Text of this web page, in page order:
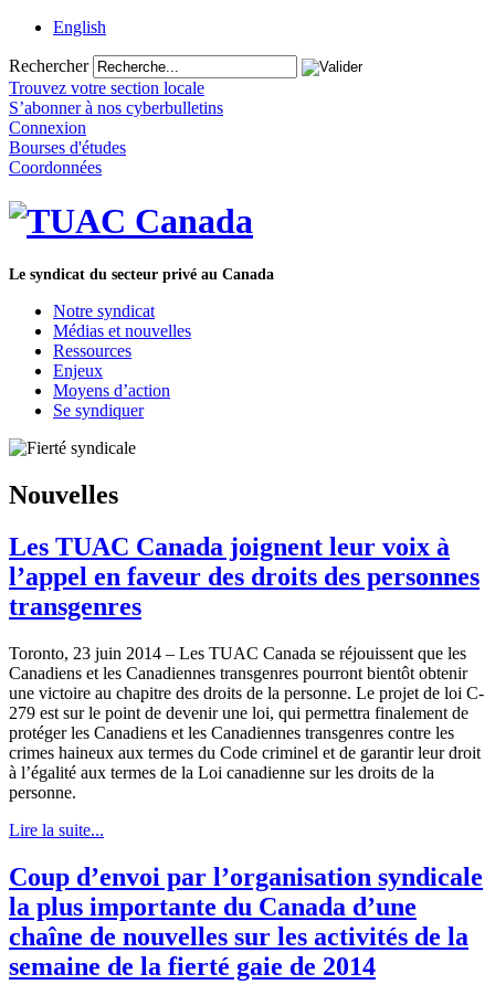
English
Rechercher
Trouvez votre section locale
S’abonner à nos cyberbulletins
Connexion
Bourses d'études
Coordonnées
Le syndicat du secteur privé au Canada
Notre syndicat
Médias et nouvelles
Ressources
Enjeux
Moyens d’action
Se syndiquer
Nouvelles
Les TUAC Canada joignent leur voix à
l’appel en faveur des droits des personnes
transgenres
Toronto, 23 juin 2014 – Les TUAC Canada se réjouissent que les
Canadiens et les Canadiennes transgenres pourront bientôt obtenir
une victoire au chapitre des droits de la personne. Le projet de loi C-
279 est sur le point de devenir une loi, qui permettra finalement de
protéger les Canadiens et les Canadiennes transgenres contre les
crimes haineux aux termes du Code criminel et de garantir leur droit
à l’égalité aux termes de la Loi canadienne sur les droits de la
personne.
Lire la suite...
Coup d’envoi par l’organisation syndicale
la plus importante du Canada d’une
chaîne de nouvelles sur les activités de la
semaine de la fierté gaie de 2014